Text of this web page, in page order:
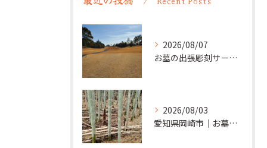
2026/08/07
お墓の出張彫刻サービス【彫刻本舗】愛知県清須市
2026/08/03
愛知県岡崎市｜お墓の追加彫り施工例 ｜彫刻本舗